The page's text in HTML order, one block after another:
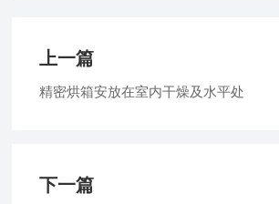
上一篇
精密烘箱安放在室内干燥及水平处
下一篇